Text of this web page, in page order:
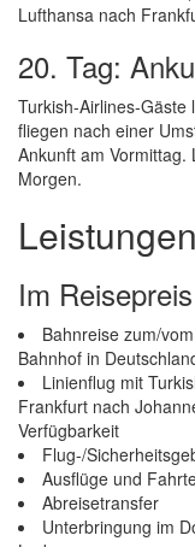
Lufthansa nach
20. Tag:
Turkish-Airlines-
fliegen nach einer
Ankunft am
Morgen.
Leistungen
Im
Bahnreise zum/
Bahnhof in
Linienflug mit
Frankfurt nach
Verfügbarkeit
Flug-/
Ausflüge und
Abreisetransfer
Unterbringung im